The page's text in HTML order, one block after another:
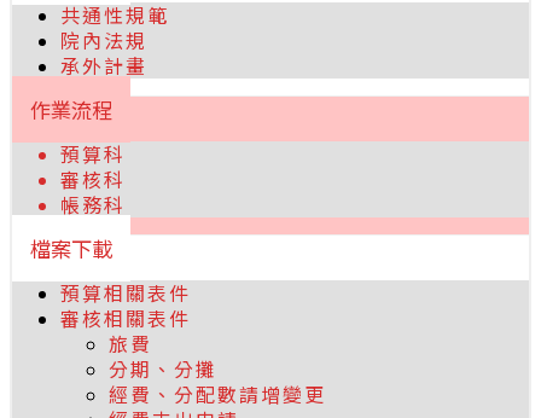
共通性規範
院內法規
承外計畫
作業流程
預算科
審核科
帳務科
檔案下載
預算相關表件
審核相關表件
旅費
分期、分攤
經費、分配數請增變更